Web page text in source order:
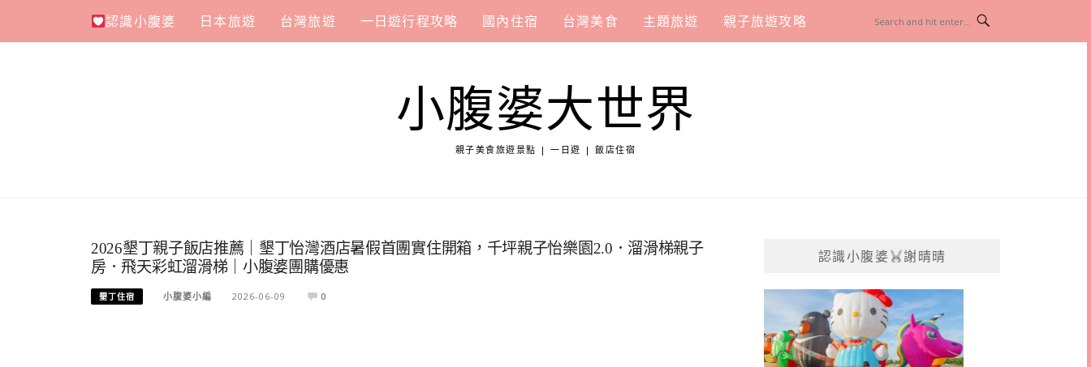
content
認識小腹婆 日本旅遊 台灣旅遊 一日遊行程攻略 國內住宿 台灣美食 主題旅遊 親子旅遊攻略
小腹婆大世界
親子美食旅遊景點 | 一日遊 | 飯店住宿
2026墾丁親子飯店推薦｜墾丁怡灣酒店暑假首團實住開箱，千坪親子怡樂園2.0．溜滑梯親子
房．飛天彩虹溜滑梯｜小腹婆團購優惠
墾丁住宿 小腹婆小編 2026-06-09 0
認識小腹婆 謝晴晴